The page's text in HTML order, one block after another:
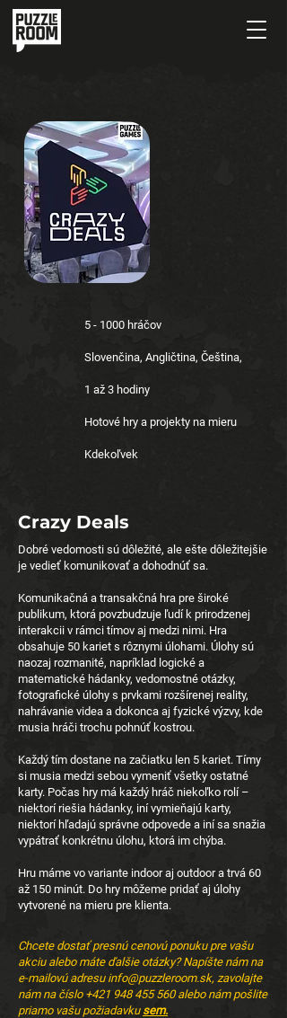
5 - 1000 hráčov
Slovenčina, Angličtina, Čeština,
1 až 3 hodiny
Hotové hry a projekty na mieru
Kdekoľvek
Crazy Deals
Dobré vedomosti sú dôležité, ale ešte dôležitejšie
je vedieť komunikovať a dohodnúť sa.
Komunikačná a transakčná hra pre široké
publikum, ktorá povzbudzuje ľudí k prirodzenej
interakcii v rámci tímov aj medzi nimi. Hra
obsahuje 50 kariet s rôznymi úlohami. Úlohy sú
naozaj rozmanité, napríklad logické a
matematické hádanky, vedomostné otázky,
fotografické úlohy s prvkami rozšírenej reality,
nahrávanie videa a dokonca aj fyzické výzvy, kde
musia hráči trochu pohnúť kostrou.
Každý tím dostane na začiatku len 5 kariet. Tímy
si musia medzi sebou vymeniť všetky ostatné
karty. Počas hry má každý hráč niekoľko rolí –
niektorí riešia hádanky, iní vymieňajú karty,
niektorí hľadajú správne odpovede a iní sa snažia
vypátrať konkrétnu úlohu, ktorá im chýba.
Hru máme vo variante indoor aj outdoor a trvá 60
až 150 minút. Do hry môžeme pridať aj úlohy
vytvorené na mieru pre klienta.
Chcete dostať presnú cenovú ponuku pre vašu
akciu alebo máte ďalšie otázky? Napíšte nám na
e-mailovú adresu info@puzzleroom.sk, zavolajte
nám na číslo +421 948 455 560alebo nám pošlite
priamo vašu požiadavku sem.